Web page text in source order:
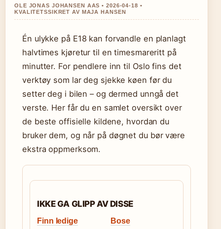
OLE JONAS JOHANSEN AAS • 2026-04-18 •
KVALITETSSIKRET AV MAJA HANSEN
Én ulykke på E18 kan forvandle en planlagt
halvtimes kjøretur til en timesmareritt på
minutter. For pendlere inn til Oslo fins det
verktøy som lar deg sjekke køen før du
setter deg i bilen – og dermed unngå det
verste. Her får du en samlet oversikt over
de beste offisielle kildene, hvordan du
bruker dem, og når på døgnet du bør være
ekstra oppmerksom.
IKKE GA GLIPP AV DISSE
Finn ledige
Bose